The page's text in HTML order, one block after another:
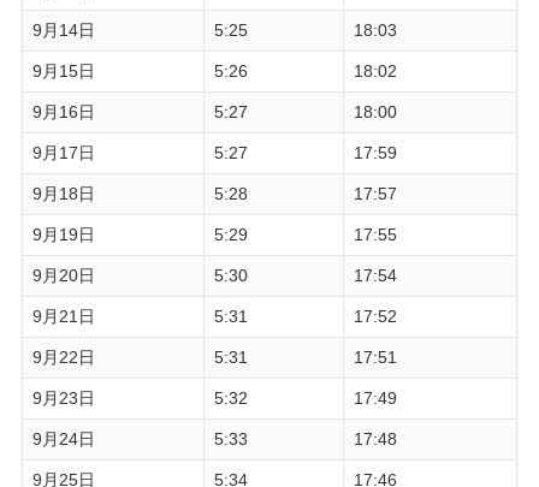
9月14日 5:25 18:03
9月15日 5:26 18:02
9月16日 5:27 18:00
9月17日 5:27 17:59
9月18日 5:28 17:57
9月19日 5:29 17:55
9月20日 5:30 17:54
9月21日 5:31 17:52
9月22日 5:31 17:51
9月23日 5:32 17:49
9月24日 5:33 17:48
9月25日 5:34 17:46